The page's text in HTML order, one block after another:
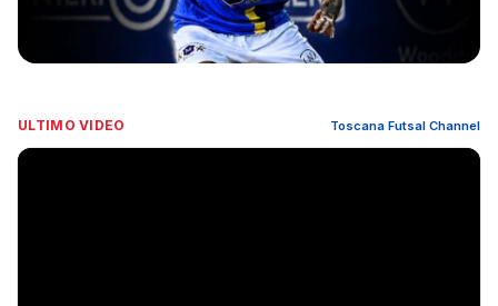
ULTIMO VIDEO Toscana Futsal Channel